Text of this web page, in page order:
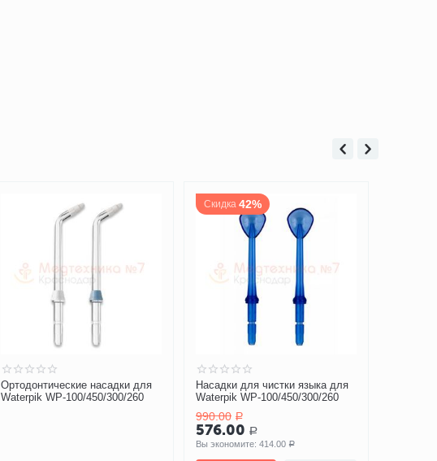
Насадки для чистки языка для
Waterpik WP-100/450/300/260
Насадки для имплантов,
коронок и мостов для Waterpik
WP-100/450/300/260